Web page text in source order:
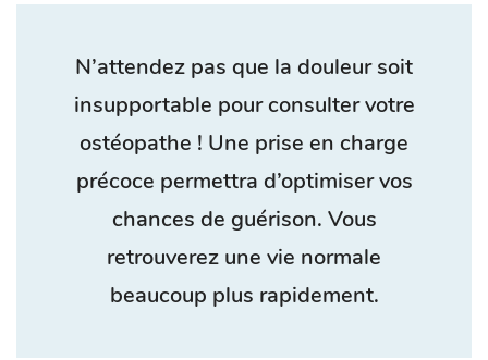
N’attendez pas que la douleur soit
insupportable pour consulter votre
ostéopathe ! Une prise en charge
précoce permettra d’optimiser vos
chances de guérison. Vous
retrouverez une vie normale
beaucoup plus rapidement.